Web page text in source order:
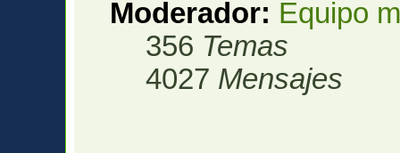
Moderador: Equipo
356 Temas
4027 Mensajes